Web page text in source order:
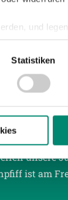
und
für
Sie
Statistiken
die SV
der Admira
RIED
unsere
ist am